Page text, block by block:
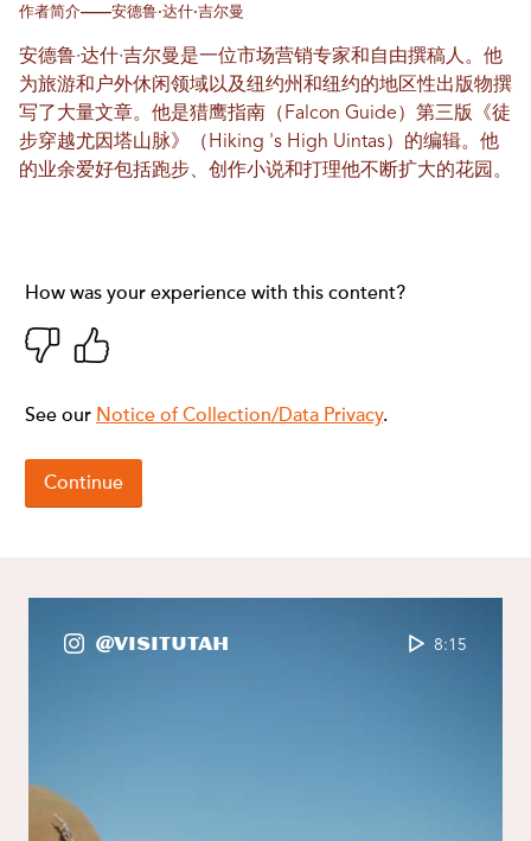
作者简介——安德鲁·达什·吉尔曼
安德鲁·达什·吉尔曼是一位市场营销专家和自由撰稿人。他
为旅游和户外休闲领域以及纽约州和纽约的地区性出版物撰
写了大量文章。他是猎鹰指南（Falcon Guide）第三版《徒
步穿越尤因塔山脉》（Hiking 's High Uintas）的编辑。他
的业余爱好包括跑步、创作小说和打理他不断扩大的花园。
@VisitUtah 8:15